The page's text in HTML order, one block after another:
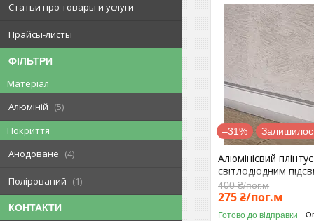
Статьи про товары и услуги
Прайсы-листы
ФІЛЬТРИ
Матеріал
Алюміній
5
Покриття
Анодоване
4
Полірований 1
КОНТАКТИ
–31%
Алюмінієвий плінтус
світлодіодним
Profilpas ProLight
30х10х2700мм.
400 ₴/пог.м
275 ₴/пог.м
Готово до відправки